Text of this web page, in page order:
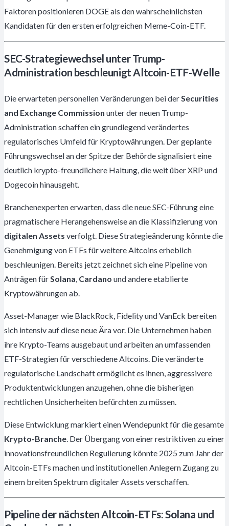
Faktoren positionieren DOGE als den wahrscheinlichsten
Kandidaten für den ersten erfolgreichen Meme-Coin-ETF.
SEC-Strategiewechsel unter Trump-
Administration beschleunigt Altcoin-ETF-Welle
Die erwarteten personellen Veränderungen bei der Securities
and Exchange Commission unter der neuen Trump-
Administration schaffen ein grundlegend verändertes
regulatorisches Umfeld für Kryptowährungen. Der geplante
Führungswechsel an der Spitze der Behörde signalisiert eine
deutlich krypto-freundlichere Haltung, die weit über XRP und
Dogecoin hinausgeht.
Branchenexperten erwarten, dass die neue SEC-Führung eine
pragmatischere Herangehensweise an die Klassifizierung von
digitalen Assets verfolgt. Diese Strategieänderung könnte die
Genehmigung von ETFs für weitere Altcoins erheblich
beschleunigen. Bereits jetzt zeichnet sich eine Pipeline von
Anträgen für Solana Cardano und andere etablierte
Kryptowährungen ab.
Asset-Manager wie BlackRock, Fidelity und VanEck bereiten
sich intensiv auf diese neue Ära vor. Die Unternehmen haben
ihre Krypto-Teams ausgebaut und arbeiten an umfassenden
ETF-Strategien für verschiedene Altcoins. Die veränderte
regulatorische Landschaft ermöglicht es ihnen, aggressivere
Produktentwicklungen anzugehen, ohne die bisherigen
rechtlichen Unsicherheiten befürchten zu müssen.
Diese Entwicklung markiert einen Wendepunkt für die gesamte
Krypto-Branche . Der Übergang von einer restriktiven zu einer
innovationsfreundlichen Regulierung könnte 2025 zum Jahr der
Altcoin-ETFs machen und institutionellen Anlegern Zugang zu
einem breiten Spektrum digitaler Assets verschaffen.
Pipeline der nächsten Altcoin-ETFs: Solana und